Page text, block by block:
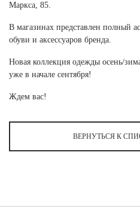
Маркса, 85.
В магазинах представлен полный
обуви и аксессуаров бренда.
Новая коллекция одежды осень/
уже в начале сентября!
Ждем вас!
ВЕРНУТЬСЯ К